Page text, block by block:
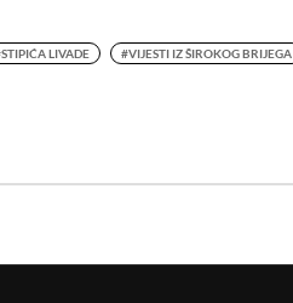
LIVADE #VIJESTI IZ ŠIROKOG BRIJEGA